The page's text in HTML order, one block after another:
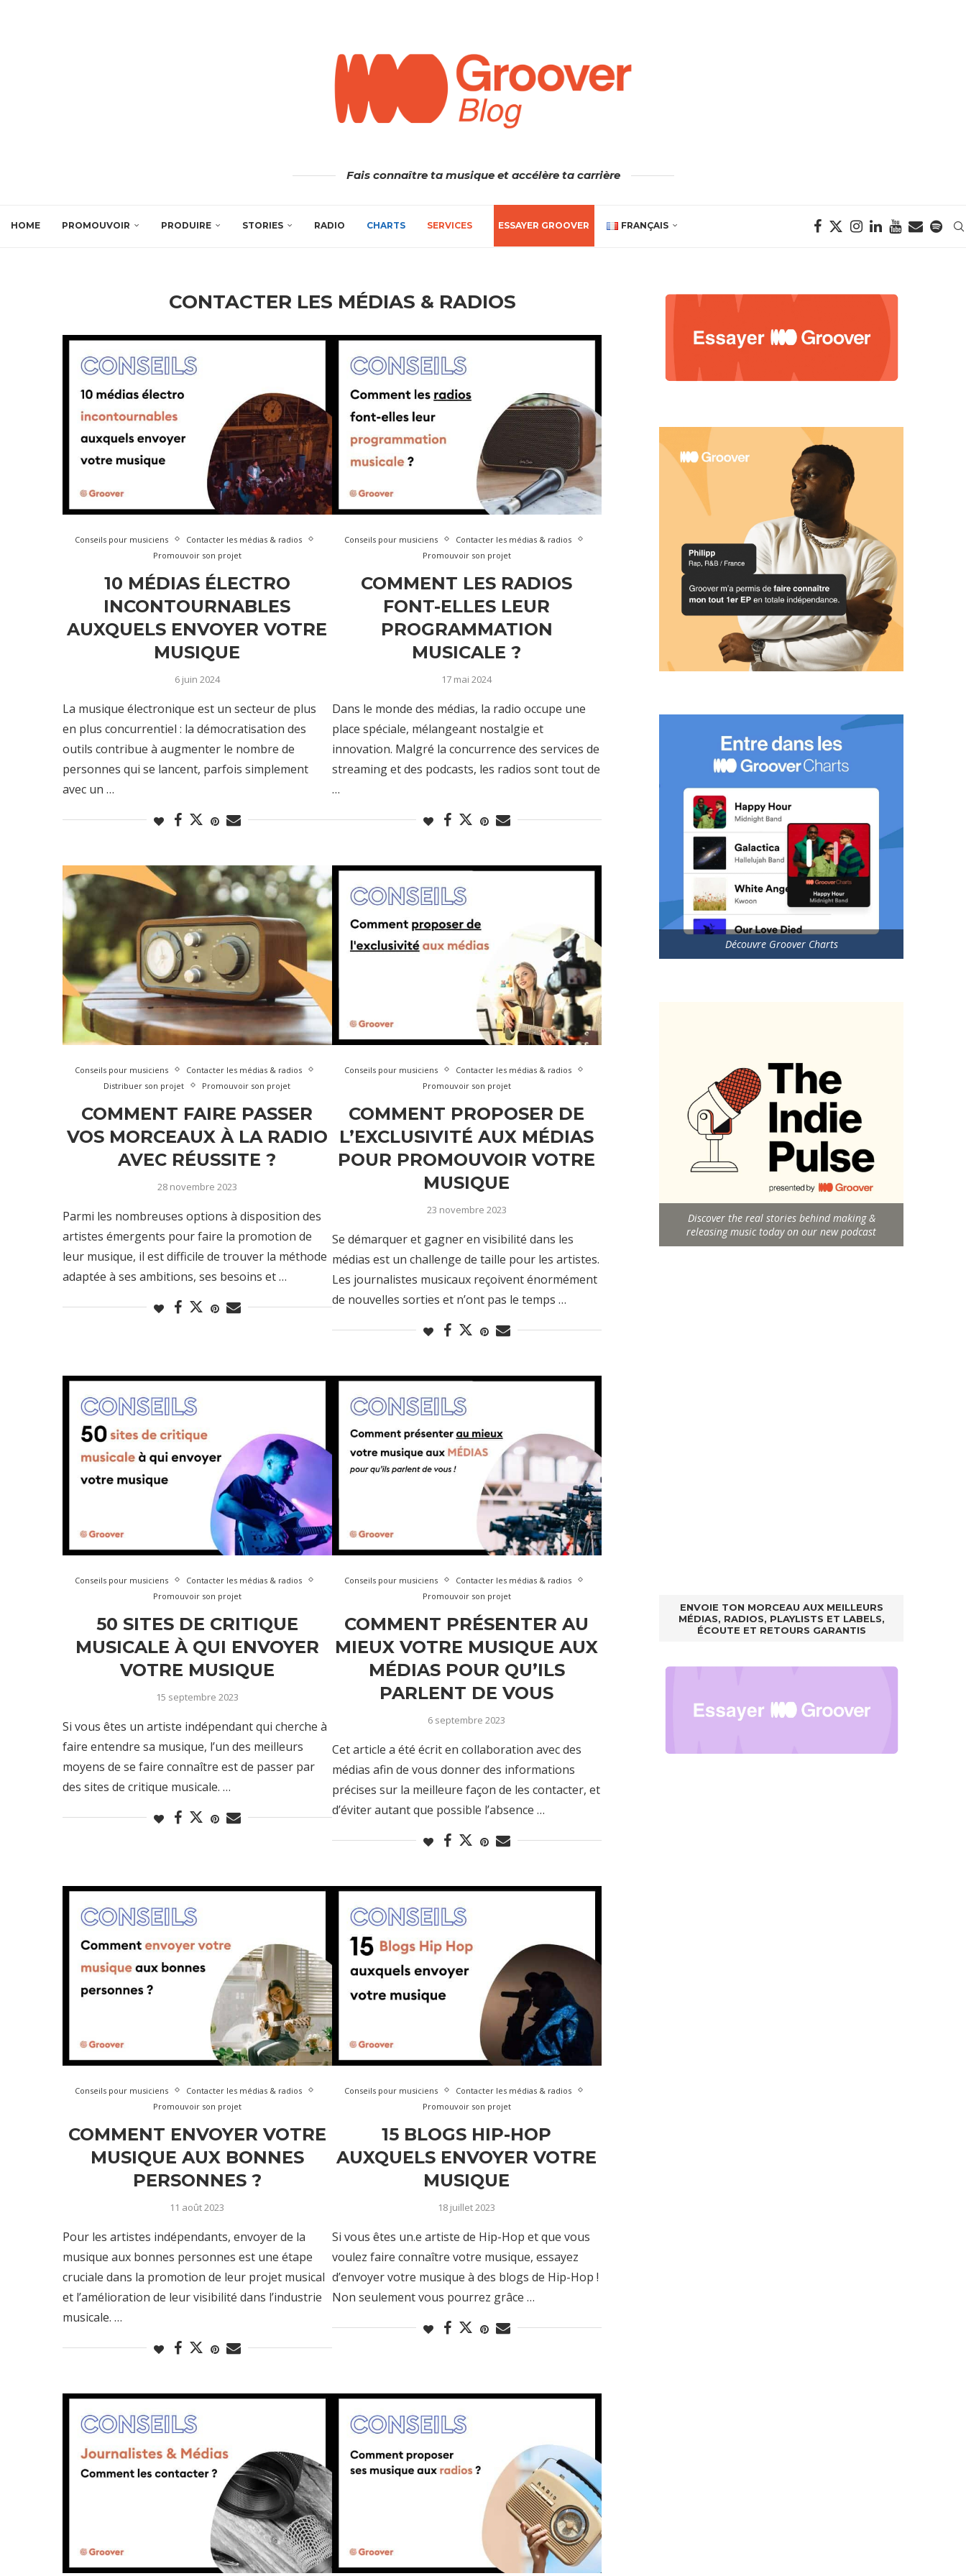
Fais connaître ta musique et accélère ta carrière
HOME PROMOUVOIR PRODUIRE STORIES RADIO CHARTS SERVICES ESSAYER GROOVER FRANÇAIS
CONTACTER LES MÉDIAS & RADIOS
Conseils pour musiciens
Contacter les médias & radios
Promouvoir son projet
10 MÉDIAS ÉLECTRO
INCONTOURNABLES
AUXQUELS ENVOYER VOTRE
MUSIQUE
6 juin 2024
La musique électronique est un secteur de plus
en plus concurrentiel : la démocratisation des
outils contribue à augmenter le nombre de
personnes qui se lancent, parfois simplement
avec un …
Conseils pour musiciens
Contacter les médias & radios
Promouvoir son projet
COMMENT LES RADIOS
FONT-ELLES LEUR
PROGRAMMATION
MUSICALE ?
17 mai 2024
Dans le monde des médias, la radio occupe une
place spéciale, mélangeant nostalgie et
innovation. Malgré la concurrence des services de
streaming et des podcasts, les radios sont tout de
…
Conseils pour musiciens
Contacter les médias & radios
Distribuer son projet
Promouvoir son projet
COMMENT FAIRE PASSER
VOS MORCEAUX À LA RADIO
AVEC RÉUSSITE ?
28 novembre 2023
Parmi les nombreuses options à disposition des
artistes émergents pour faire la promotion de
leur musique, il est difficile de trouver la méthode
adaptée à ses ambitions, ses besoins et …
Conseils pour musiciens
Contacter les médias & radios
Promouvoir son projet
COMMENT PROPOSER DE
L’EXCLUSIVITÉ AUX MÉDIAS
POUR PROMOUVOIR VOTRE
MUSIQUE
23 novembre 2023
Se démarquer et gagner en visibilité dans les
médias est un challenge de taille pour les artistes.
Les journalistes musicaux reçoivent énormément
de nouvelles sorties et n’ont pas le temps …
Conseils pour musiciens
Contacter les médias & radios
Promouvoir son projet
50 SITES DE CRITIQUE
MUSICALE À QUI ENVOYER
VOTRE MUSIQUE
15 septembre 2023
Si vous êtes un artiste indépendant qui cherche à
faire entendre sa musique, l’un des meilleurs
moyens de se faire connaître est de passer par
des sites de critique musicale. …
Conseils pour musiciens
Contacter les médias & radios
Promouvoir son projet
COMMENT PRÉSENTER AU
MIEUX VOTRE MUSIQUE AUX
MÉDIAS POUR QU’ILS
PARLENT DE VOUS
6 septembre 2023
Cet article a été écrit en collaboration avec des
médias afin de vous donner des informations
précises sur la meilleure façon de les contacter, et
d’éviter autant que possible l’absence …
Conseils pour musiciens
Contacter les médias & radios
Promouvoir son projet
COMMENT ENVOYER VOTRE
MUSIQUE AUX BONNES
PERSONNES ?
11 août 2023
Pour les artistes indépendants, envoyer de la
musique aux bonnes personnes est une étape
cruciale dans la promotion de leur projet musical
et l’amélioration de leur visibilité dans l’industrie
musicale. …
Conseils pour musiciens
Contacter les médias & radios
Promouvoir son projet
15 BLOGS HIP-HOP
AUXQUELS ENVOYER VOTRE
MUSIQUE
18 juillet 2023
Si vous êtes un.e artiste de Hip-Hop et que vous
voulez faire connaître votre musique, essayez
d’envoyer votre musique à des blogs de Hip-Hop !
Non seulement vous pourrez grâce …
Découvre Groover Charts
Discover the real stories behind making &
releasing music today on our new podcast
ENVOIE TON MORCEAU AUX MEILLEURS
MÉDIAS, RADIOS, PLAYLISTS ET LABELS,
ÉCOUTE ET RETOURS GARANTIS